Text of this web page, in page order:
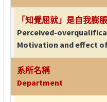
「知覺屈就」是自我膨
Perceived-
Motivation and effect
系所名稱
Department